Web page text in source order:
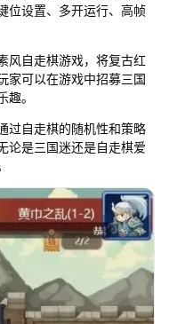
位设置、多开运行、高帧
风自走棋游戏，将复古红
家可以在游戏中招募三国
。
过自走棋的随机性和策略
论是三国迷还是自走棋爱